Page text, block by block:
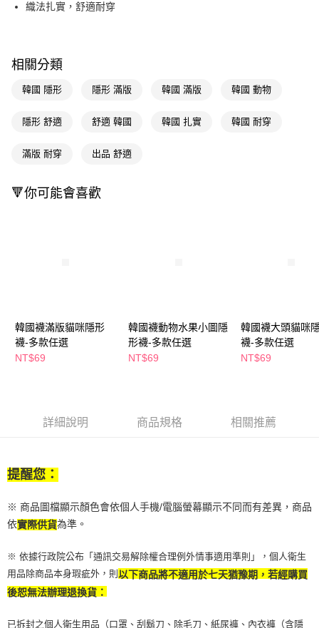
Google Pay
相關說明
便利好安心！
２．便利：只要手機號碼，簡訊認證，即可結帳。
３．安心：先確認商品／服務後，再付款。
後付繳納相關費用。
※ 交易是否成功請以「AFTEE先享後付 」之結帳頁面顯示為準，若有關於
客戶支援中心」
https://netprotections.freshdesk.com/support/home
易，需依本服務之必要範圍內提供個人資料，並將交易相關給付款項請求債
權轉讓予恩沛科技股份有限公司。
３．未成年的使用者請事先徵得法定代理人或監護人之同意方可使用
「AFTEE先享後付」，若未經同意申辦者引起之損失，本公司不負相關責
４．使用「AFTEE先享後付」時，將依據個別帳號之用戶狀況，依本公司即
時審查核予不同之上限額度；若仍有額度不足之情形，本公司將視審查結果
請求用戶進行身份認證。
恩沛科技股份有限公司將有權停止該用戶之使用額度並採取法律行動。
全家取貨付款
付款後萊爾富取貨
每筆NT$65，滿NT$490(含以上)免運費
付款後7-11取貨
宅配(本島)
付款後寶雅門市自取(由倉庫統一出貨)
織法扎實，舒適耐穿
相關分類
韓國 隱形 隱形 滿版 韓國 滿版 韓國 動物
隱形 舒適 舒適 韓國 韓國 扎實 韓國 耐穿
滿版 耐穿 出品 舒適
🔻你可能會喜歡
韓國襪滿版貓咪隱形
襪-多款任選
NT$69
韓國襪動物水果小圖隱
形襪-多款任選
NT$69
韓國襪大頭貓咪
襪-多款任選
NT$69
詳細說明 商品規格 相關推薦
提醒您：
※ 商品圖檔顯示顏色會依個人手機/電腦螢幕顯示不同而有差異，商品
依實際供貨為準。
※ 依據行政院公布「通訊交易解除權合理例外情事適用準則」，個人衛生
用品除商品本身瑕疵外，則 以下商品將不適用於七天猶豫期，若經購買
後恕無法辦理退換貨：
已拆封之個人衛生用品（口罩、刮鬍刀、除毛刀、紙尿褲、內衣褲（含隱